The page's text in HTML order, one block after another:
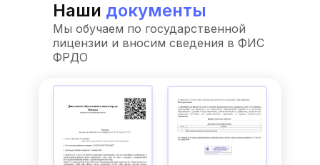
Наши документы
Мы обучаем по государственной
лицензии и вносим сведения в ФИС
ФРДО